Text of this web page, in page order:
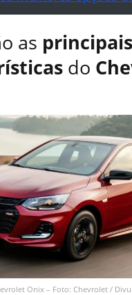
as principais
do
Onix – Foto: Chevrolet /